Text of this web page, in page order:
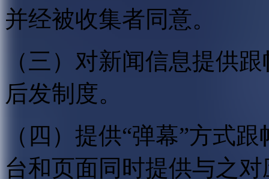
并经被收集者同意。
（三）对新闻信息提供
后发制度。
（四）提供“弹幕”方式
台和页面同时提供与之